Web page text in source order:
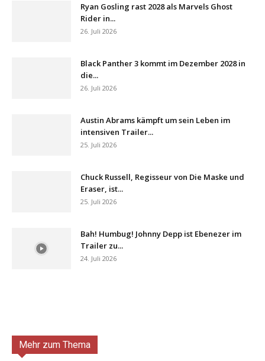
Ryan Gosling rast 2028 als Marvels Ghost
Rider in...
26. Juli 2026
Black Panther 3 kommt im Dezember 2028 in
die...
26. Juli 2026
Austin Abrams kämpft um sein Leben im
intensiven Trailer...
25. Juli 2026
Chuck Russell, Regisseur von Die Maske und
Eraser, ist...
25. Juli 2026
Bah! Humbug! Johnny Depp ist Ebenezer im
Trailer zu...
24. Juli 2026
Mehr zum Thema